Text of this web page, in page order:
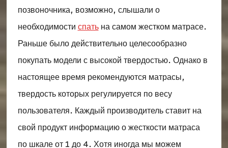
позвоночника, возможно, слышали о
необходимости спатьна самом жестком матрасе.
Раньше было действительно целесообразно
покупать модели с высокой твердостью. Однако в
настоящее время рекомендуются матрасы,
твердость которых регулируется по весу
пользователя. Каждый производитель ставит на
свой продукт информацию о жесткости матраса
по шкале от 1 до 4. Хотя иногда мы можем